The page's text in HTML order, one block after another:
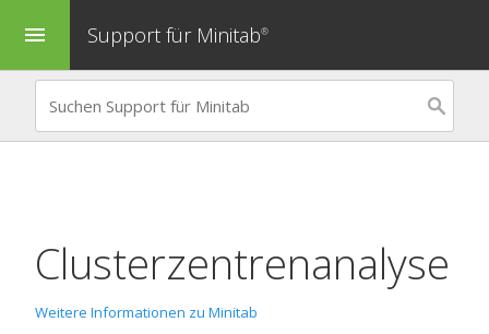
menu Support für Minitab®
Clusterzentrenanalyse
Weitere Informationen zu Minitab